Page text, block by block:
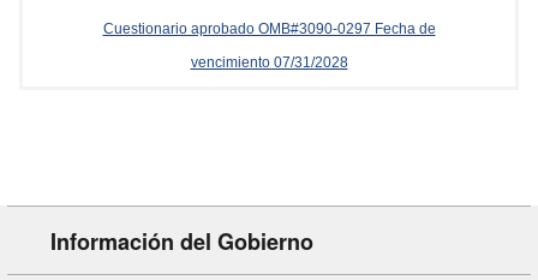
Información del Gobierno